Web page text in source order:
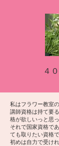
４
私はフラワー教室
講師資格は持て要
格が欲しいっと思っ
それで国家資格で
ても取りたい資格で
初めは自力で受け